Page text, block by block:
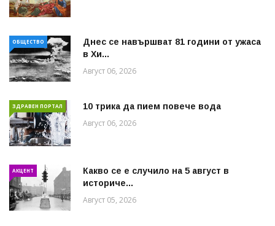
ОБЩЕСТВО
Днес се навършват 81 години от ужаса
в Хи...
Август 06, 2026
ЗДРАВЕН ПОРТАЛ 10 трика да пием повече вода
Август 06, 2026
АКЦЕНТ
Какво се е случило на 5 август в
историче...
Август 05, 2026